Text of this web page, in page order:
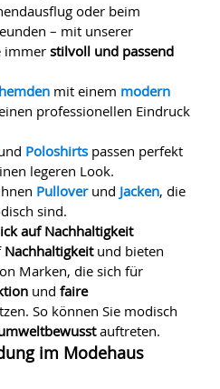
oder beim
– mit unserer
immer stilvoll und passend
mit einem modern
professionellen Eindruck
Poloshirts passen perfekt
legeren Look.
Pulloverund Jacken, die
sind.
auf Nachhaltigkeit
Nachhaltigkeitund bieten
Marken, die sich für
und faire
So können Sie modisch
auftreten.
im Modehaus